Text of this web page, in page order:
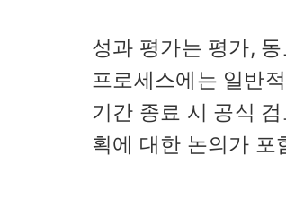
성과 평가는 평가,
프로세스에는 일반
기간 종료 시 공식
획에 대한 논의가 포